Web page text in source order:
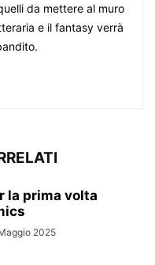
da mettere al muro
e il fantasy verrà
la prima volta
2025